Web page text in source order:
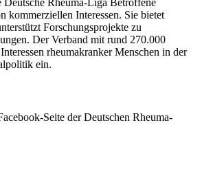
kommerziellen Interessen. Sie bietet
Forschungsprojekte zu
Der Verband mit rund 270.000
rheumakranker Menschen in der
ein.
Seite der Deutschen Rheuma-